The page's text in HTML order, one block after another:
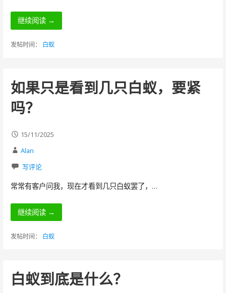
继续阅读 →
发帖时间： 白蚁
如果只是看到几只白蚁，要紧
吗？
15/11/2025
Alan
写评论
常常有客户问我，现在才看到几只白蚁罢了，…
继续阅读 →
发帖时间： 白蚁
白蚁到底是什么？